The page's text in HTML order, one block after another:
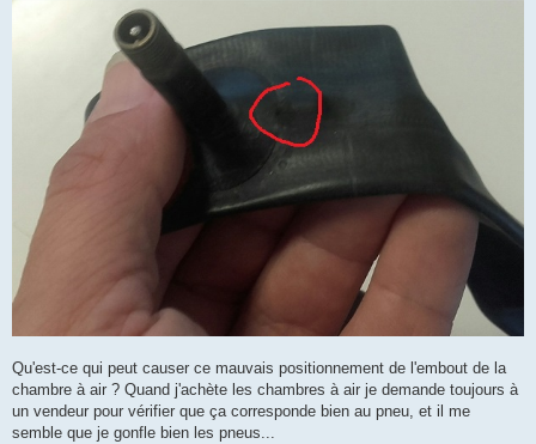
Qu'est-ce qui peut causer ce mauvais positionnement de l'embout de la
chambre à air ? Quand j'achète les chambres à air je demande toujours à
un vendeur pour vérifier que ça corresponde bien au pneu, et il me
semble que je gonfle bien les pneus...